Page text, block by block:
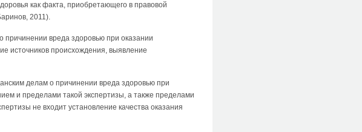
как факта, приобретающего в правовой
2011).
причинении вреда здоровью при оказании
источников происхождения, выявление
делам о причинении вреда здоровью при
и пределами такой экспертизы, а также пределами
не входит установление качества оказания